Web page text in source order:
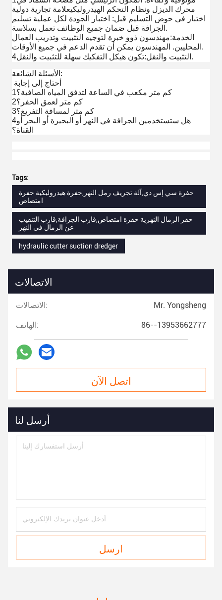
محرك الديزل ونظام التحكم الهيدروليكيعلامة تجارية دولية
اختبار في حوض التسليم قبل: اختبار الجودة لكل عملية تسليم
الجرافة قبل ضمان جميع الوظائف تعمل بسلاسة.
الخدمة:مهندسون ذوو خبرة لتوجيه التثبيت وتدريب العمال
المحليين. المهندسون يمكن أن تقدم الدعم في جميع الأوقات.
4التثبيت والنقل:تكون هيكل التفكيك سهلة للتثبيت والنقل .
الأسئلة الشائعة:
أحتاج إلى إجابة
1كم متر مكعب في الساعة لتدفق المياه الصافية؟
2كم متر لعمق الحفر؟
3كم متر لمسافة التفريغ؟
4هل ستستخدمين الجرافة في النهر أو البحيرة أو البحر أو
القناة؟
Tags:
حفرة سي إس دي,آلة تجريف رمل النهر,حفرة هيدروليكية حفرة
امتصاص
حفر الرمال النهرية حفرة امتصاص,قارب الجرافة,قارب التنقيب
عن الرمال في النهر
hydraulic cutter suction dredger
الاتصالات
الاتصالات: Mr. Yongsheng
الهاتف: 86--13953662777
اتصل الآن
أرسل لنا
ارسل